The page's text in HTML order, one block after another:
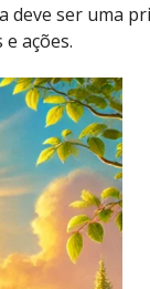
deve ser uma
ações.